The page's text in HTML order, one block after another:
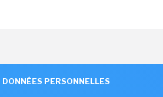
DONNÉES PERSONNELLES